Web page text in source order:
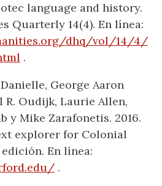
language and history.
Quarterly 14(4). En línea:
dhq/vol/14/4/
.
George Aaron
R. Oudijk, Laurie Allen,
y Mike Zarafonetis. 2016.
explorer for Colonial
En línea:
.